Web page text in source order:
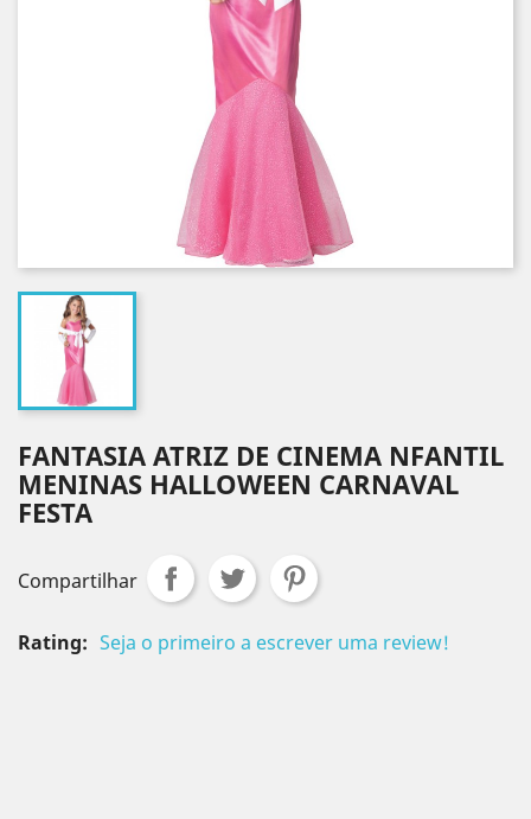
FANTASIA ATRIZ DE CINEMA NFANTIL
MENINAS HALLOWEEN CARNAVAL
FESTA
Compartilhar
Rating: Seja o primeiro a escrever uma review!